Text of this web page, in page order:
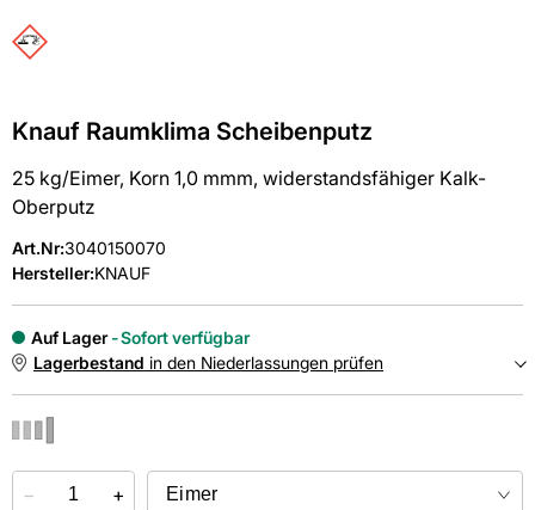
Knauf Raumklima Scheibenputz
25 kg/Eimer, Korn 1,0 mmm, widerstandsfähiger Kalk-
Oberputz
Art.Nr:3040150070
Hersteller:KNAUF
Auf Lager
Sofort verfügbar
Lagerbestand in den Niederlassungen prüfen
Online kaufen &kostenlos
− +